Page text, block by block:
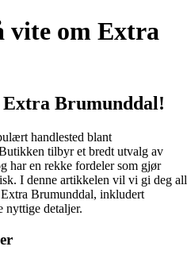
vite om Extra
Brumunddal!
handlested blant
tilbyr et bredt utvalg av
har en rekke fordeler som gjør
I denne artikkelen vil vi gi deg all
Brumunddal, inkludert
nyttige detaljer.